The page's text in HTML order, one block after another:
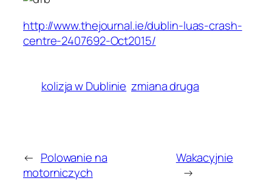
http://www.thejournal.ie/dublin-luas-crash-
centre-2407692-Oct2015/
kolizja w Dublinie zmiana druga
← Polowanie na
motorniczych
Wakacyjnie
→